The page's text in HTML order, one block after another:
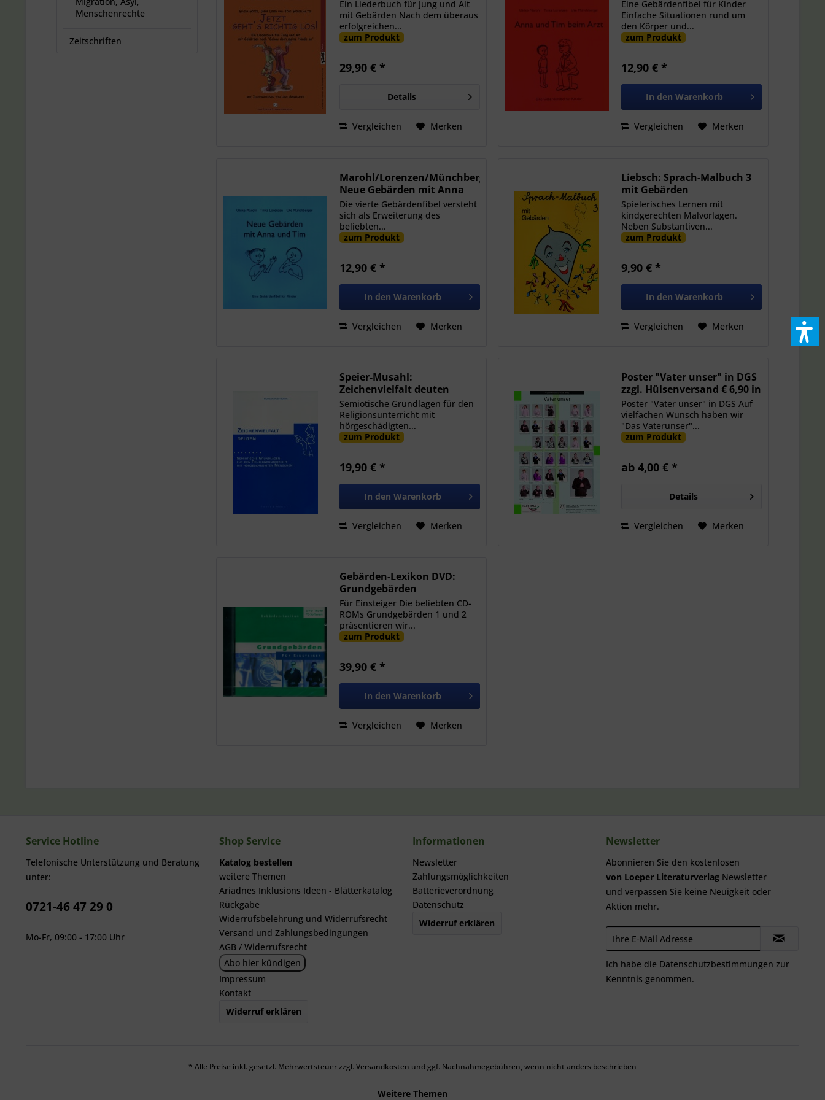
Menschenrechte
Zeitschriften
Ein Liederbuch für Jung und Alt
mit Gebärden Nach dem überaus
erfolgreichen...
zum Produkt
29,90 € *
Details
Vergleichen Merken
Eine Gebärdenfibel für Kinder
Einfache Situationen rund um
den Körper und...
zum Produkt
12,90 € *
In den Warenkorb
Vergleichen Merken
Marohl/Lorenzen/Münchberger:
Neue Gebärden mit Anna
und Tim
Die vierte Gebärdenfibel versteht
sich als Erweiterung des
beliebten...
zum Produkt
12,90 € *
In den Warenkorb
Vergleichen Merken
Liebsch: Sprach-Malbuch 3
mit Gebärden
Spielerisches Lernen mit
kindgerechten Malvorlagen.
Neben Substantiven...
zum Produkt
9,90 € *
In den Warenkorb
Vergleichen Merken
Speier-Musahl:
Zeichenvielfalt deuten
Semiotische Grundlagen für den
Religionsunterricht mit
hörgeschädigten...
zum Produkt
19,90 € *
In den Warenkorb
Vergleichen Merken
Poster "Vater unser" in DGS
zzgl. Hülsenversand € 6,90 in
DE
Poster "Vater unser" in DGS Auf
vielfachen Wunsch haben wir
"Das Vaterunser"...
zum Produkt
ab 4,00 € *
Details
Vergleichen Merken
Gebärden-Lexikon DVD:
Grundgebärden
Für Einsteiger Die beliebten CD-
ROMs Grundgebärden 1 und 2
präsentieren wir...
zum Produkt
39,90 € *
In den Warenkorb
Vergleichen Merken
Service Hotline
Telefonische Unterstützung und Beratung
unter:
0721-46 47 29 0
Mo-Fr, 09:00 - 17:00 Uhr
Shop Service
Katalog bestellen
weitere Themen
Ariadnes Inklusions Ideen - Blätterkatalog
Rückgabe
Widerrufsbelehrung und Widerrufsrecht
Versand und Zahlungsbedingungen
AGB / Widerrufsrecht
Abo hier kündigen
Impressum
Kontakt
Widerruf erklären
Informationen
Newsletter
Zahlungsmöglichkeiten
Batterieverordnung
Datenschutz
Widerruf erklären
Newsletter
Abonnieren Sie den kostenlosen
von Loeper Literaturverlag Newsletter
und verpassen Sie keine Neuigkeit oder
Aktion mehr.
Ich habe die Datenschutzbestimmungen zur
Kenntnis genommen.
* Alle Preise inkl. gesetzl. Mehrwertsteuer zzgl. Versandkosten und ggf. Nachnahmegebühren, wenn nicht anders beschrieben
Weitere Themen